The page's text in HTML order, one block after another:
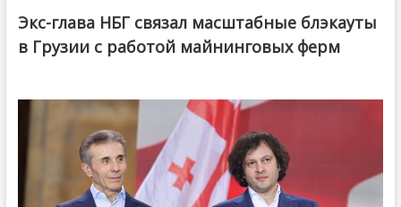
Экс-глава НБГ связал масштабные блэкауты
в Грузии с работой майнинговых ферм